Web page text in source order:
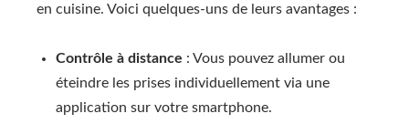
en cuisine. Voici quelques-uns de leurs avantages :
Contrôle à distance : Vous pouvez allumer ou
éteindre les prises individuellement via une
application sur votre smartphone.